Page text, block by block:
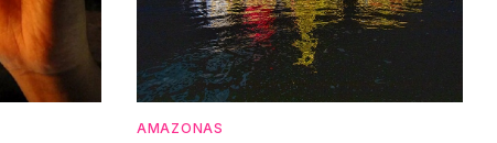
AMAZONAS